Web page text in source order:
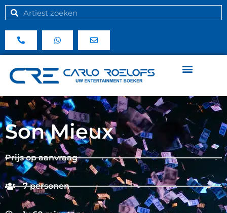
Son Mieux
Prijs op aanvraag
7 personen